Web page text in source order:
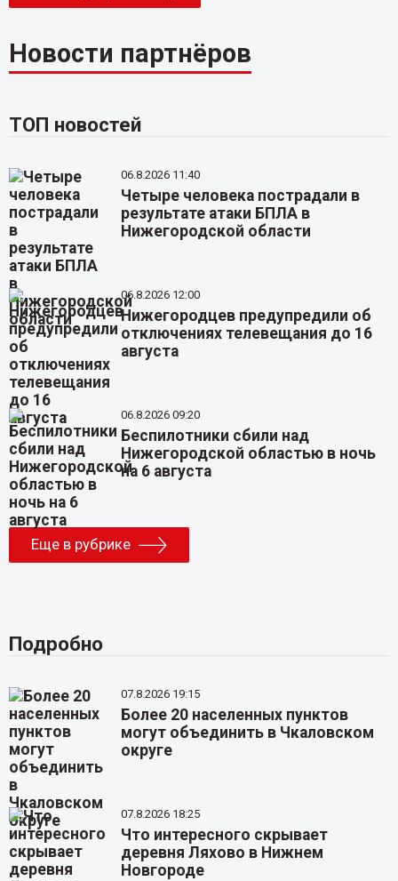
Новости партнёров
ТОП новостей
06.8.2026 11:40
Четыре человека пострадали в
результате атаки БПЛА в
Нижегородской области
06.8.2026 12:00
Нижегородцев предупредили об
отключениях телевещания до 16
августа
06.8.2026 09:20
Беспилотники сбили над
Нижегородской областью в ночь
на 6 августа
Еще в рубрике
Подробно
07.8.2026 19:15
Более 20 населенных пунктов
могут объединить в Чкаловском
округе
07.8.2026 18:25
Что интересного скрывает
деревня Ляхово в Нижнем
Новгороде